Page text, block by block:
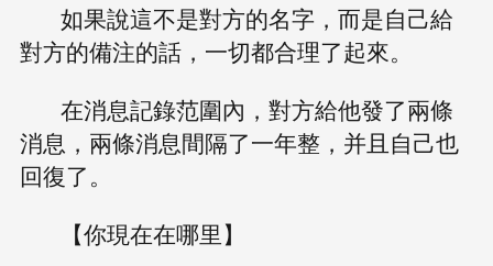
如果說這不是對方的名字，而是自己給
對方的備注的話，一切都合理了起來。
在消息記錄范圍內，對方給他發了兩條
消息，兩條消息間隔了一年整，并且自己也
回復了。
【你現在在哪里】